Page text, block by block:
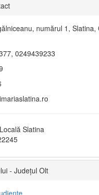
numărul 1, Slatina,
0249439233
Slatina
- Județul Olt